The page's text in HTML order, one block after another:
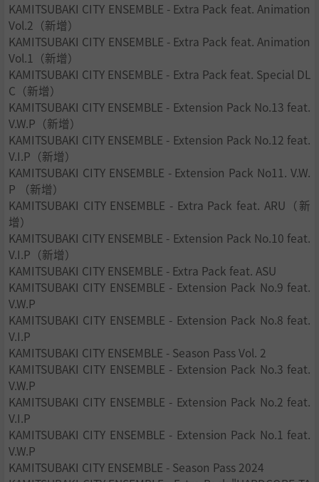
KAMITSUBAKI CITY ENSEMBLE - Extra Pack feat. Animation
Vol.2（新增）
KAMITSUBAKI CITY ENSEMBLE - Extra Pack feat. Animation
Vol.1（新增）
KAMITSUBAKI CITY ENSEMBLE - Extra Pack feat. Special DL
C（新增）
KAMITSUBAKI CITY ENSEMBLE - Extension Pack No.13 feat.
V.W.P（新增）
KAMITSUBAKI CITY ENSEMBLE - Extension Pack No.12 feat.
V.I.P（新增）
KAMITSUBAKI CITY ENSEMBLE - Extension Pack No11. V.W.
P （新增）
KAMITSUBAKI CITY ENSEMBLE - Extra Pack feat. ARU（新
增）
KAMITSUBAKI CITY ENSEMBLE - Extension Pack No.10 feat.
V.I.P（新增）
KAMITSUBAKI CITY ENSEMBLE - Extra Pack feat. ASU
KAMITSUBAKI CITY ENSEMBLE - Extension Pack No.9 feat.
V.W.P
KAMITSUBAKI CITY ENSEMBLE - Extension Pack No.8 feat.
V.I.P
KAMITSUBAKI CITY ENSEMBLE - Season Pass Vol. 2
KAMITSUBAKI CITY ENSEMBLE - Extension Pack No.3 feat.
V.W.P
KAMITSUBAKI CITY ENSEMBLE - Extension Pack No.2 feat.
V.I.P
KAMITSUBAKI CITY ENSEMBLE - Extension Pack No.1 feat.
V.W.P
KAMITSUBAKI CITY ENSEMBLE - Season Pass 2024